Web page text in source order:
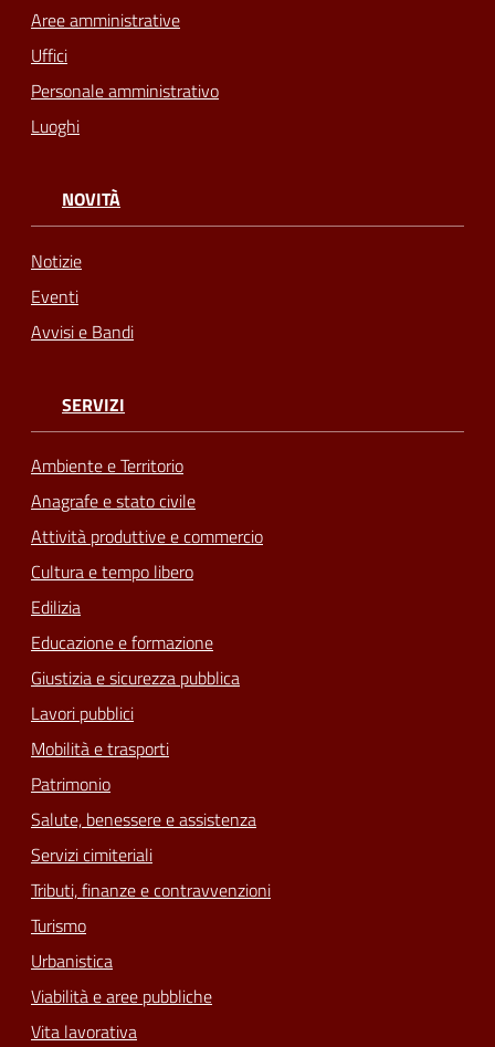
Aree amministrative
Uffici
Personale amministrativo
Luoghi
NOVITÀ
Notizie
Eventi
Avvisi e Bandi
SERVIZI
Ambiente e Territorio
Anagrafe e stato civile
Attività produttive e commercio
Cultura e tempo libero
Edilizia
Educazione e formazione
Giustizia e sicurezza pubblica
Lavori pubblici
Mobilità e trasporti
Patrimonio
Salute, benessere e assistenza
Servizi cimiteriali
Tributi, finanze e contravvenzioni
Turismo
Urbanistica
Viabilità e aree pubbliche
Vita lavorativa